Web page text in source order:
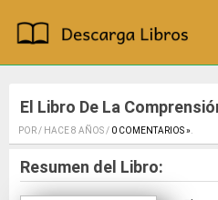
El Libro De La
POR / HACE 8 AÑOS / 0 COMENTARIOS ».
Resumen del Libro: